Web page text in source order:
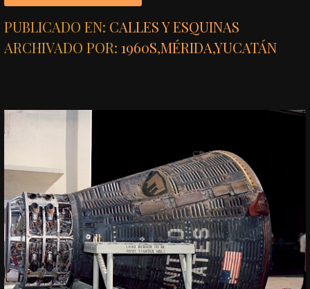
PUBLICADO EN: CALLES Y ESQUINAS
ARCHIVADO POR:1960S,MÉRIDA,YUCATÁN